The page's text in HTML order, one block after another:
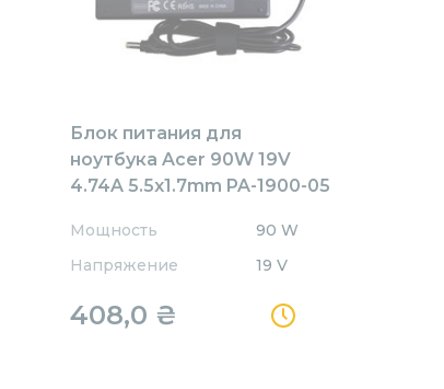
Блок питания для
ноутбука Acer 90W 19V
4.74A 5.5x1.7mm PA-1900-05
Мощность
90 W
Напряжение
19 V
408,0 ₴